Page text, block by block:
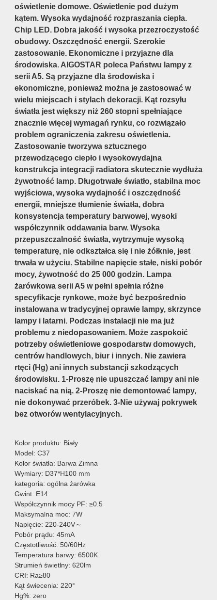
oświetlenie domowe. Oświetlenie pod dużym
kątem. Wysoka wydajność rozpraszania ciepła.
Chip LED. Dobra jakość i wysoka przezroczystość
obudowy. Oszczędność energii. Szerokie
zastosowanie. Ekonomiczne i przyjazne dla
środowiska. AIGOSTAR poleca Państwu lampy z
serii A5. Są przyjazne dla środowiska i
ekonomiczne, ponieważ można je zastosować w
wielu miejscach i stylach dekoracji. Kąt rozsyłu
światła jest większy niż 260 stopni spełniające
znacznie więcej wymagań rynku, co rozwiązało
problem ograniczenia zakresu oświetlenia.
Zastosowanie tworzywa sztucznego
przewodzącego ciepło i wysokowydajna
konstrukcja integracji radiatora skutecznie wydłuża
żywotność lamp. Długotrwałe światło, stabilna moc
wyjściowa, wysoka wydajność i oszczędność
energii, mniejsze tłumienie światła, dobra
konsystencja temperatury barwowej, wysoki
współczynnik oddawania barw. Wysoka
przepuszczalność światła, wytrzymuje wysoką
temperaturę, nie odkształca się i nie żółknie, jest
trwała w użyciu. Stabilne napięcie stałe, niski pobór
mocy, żywotność do 25 000 godzin. Lampa
żarówkowa serii A5 w pełni spełnia różne
specyfikacje rynkowe, może być bezpośrednio
instalowana w tradycyjnej oprawie lampy, skrzynce
lampy i latarni. Podczas instalacji nie ma już
problemu z niedopasowaniem. Może zaspokoić
potrzeby oświetleniowe gospodarstw domowych,
centrów handlowych, biur i innych. Nie zawiera
rtęci (Hg) ani innych substancji szkodzących
środowisku. 1-Proszę nie upuszczać lampy ani nie
naciskać na nią. 2-Proszę nie demontować lampy,
nie dokonywać przeróbek. 3-Nie używaj pokrywek
bez otworów wentylacyjnych.
Kolor produktu: Biały
Model: C37
Kolor światła: Barwa Zimna
Wymiary: D37*H100 mm
kategoria: ogólna żarówka
Gwint: E14
Współczynnik mocy PF: ≥0.5
Maksymalna moc: 7W
Napięcie: 220-240V～
Pobór prądu: 45mA
Częstotliwość: 50/60Hz
Temperatura barwy: 6500K
Strumień świetlny: 620lm
CRI: Ra≥80
Kąt świecenia: 220°
Hg%: zero